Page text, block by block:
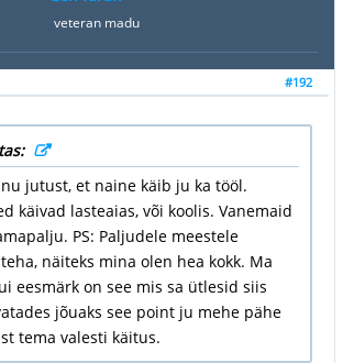
veteran madu
#192
jutust, et naine käib ju ka tööl.
käivad lasteaias, või koolis. Vanemaid
PS: Paljudele meestele
näiteks mina olen hea kokk. Ma
eesmärk on see mis sa ütlesid siis
jõuaks see point ju mehe pähe
tema valesti käitus.